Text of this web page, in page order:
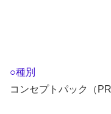
○種別
コンセプトパック（